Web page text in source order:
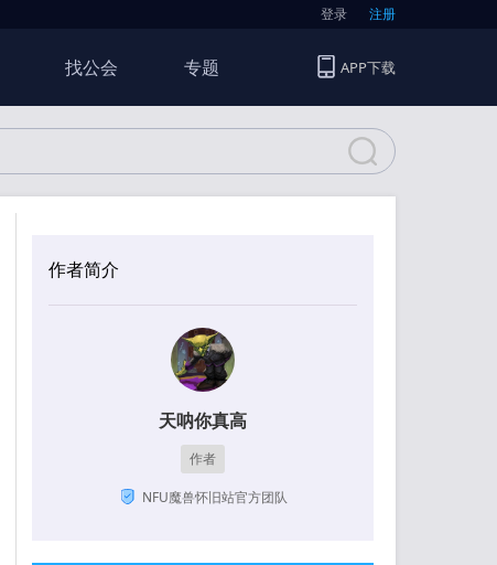
登录 注册
找公会 专题 APP下载
作者简介
天呐你真高
作者
NFU魔兽怀旧站官方团队